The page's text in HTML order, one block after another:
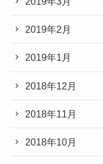
2019年2月
2019年1月
2018年12月
2018年11月
2018年10月